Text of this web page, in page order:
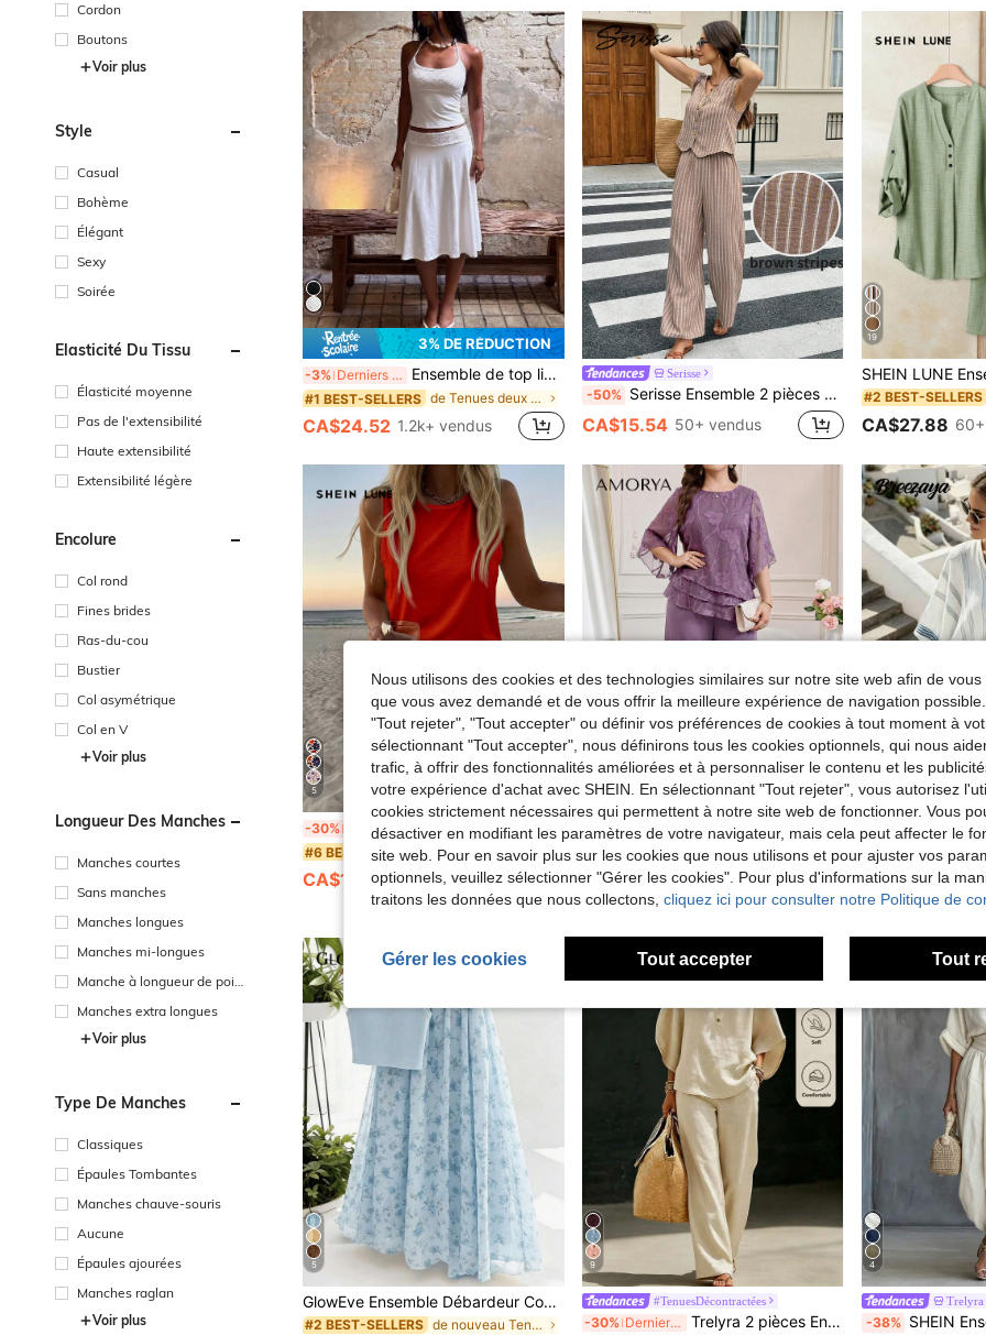
Cordon
Boutons
Voir plus
Style
Casual
Bohème
Élégant
Sexy
Soirée
Élasticité Du Tissu
Élasticité moyenne
Pas de l'extensibilité
Haute extensibilité
Extensibilité légère
Encolure
Col rond
Fines brides
Ras-du-cou
Bustier
Col asymétrique
Col en V
Voir plus
Longueur Des Manches
Manches courtes
Sans manches
Manches longues
Manches mi-longues
Manche à longueur de poig
Manches extra longues
Voir plus
Type De Manches
Classiques
Épaules Tombantes
Manches chauve-souris
Aucune
Épaules ajourées
Manches raglan
Voir plus
3% DE RÉDUCTION
-3% Derniers 3 jours Ensemble de top licou et mini-jupe d'été pour femmes, convient pour les rendez-vous en soirée, les banquets et les fêtes, blanc élégant, soirée de rendez-vous
#1 BEST-SELLERS de Tenues deux pièces pour femmes
CA$24.52 1.2k+ vendus
Serisse
-50% Serisse Ensemble 2 pièces décontracté pour femmes, composé d'un gilet à rayures boutonnage simple et d'un pantalon
CA$15.54 50+ vendus
19
#2 BEST-SELLERS
CA$27.88
5
-30% Derniers 2 jours SHEIN LUNE Ensemble 2 pièces débardeur col rond et short décontracté pour femme, adapté pour l'été
#6 BEST-SELLERS de Poche Ensembles assortis deux pièces
CA$16.16 600+ vendus
4
Amorya
Amorya Ensemble 2 pièces décontracté pour femme avec top à col rond imprimé floral et pantalon large pour le quotidien
CA$29.28 90+ vendus
10
#1 BEST-SELLERS
CA$19.48
5
GlowEve Ensemble Débardeur Couleur Unie Élégant et Décontracté & Jupe à Motifs Floraux Discrets
#2 BEST-SELLERS de nouveau Tenues deux pièces pour femmes
9
#TenuesDécontractées
-30% Derniers 2 jours Trelyra 2 pièces Ensemble vacances abricot, Top et pantalon large, tenue élégante de style campagnard pour femmes, vêtements de plage pour vacances d'été
4
Trelyra
-38% SHEIN Ensemble 2 pièces Top élégant et pantalon
Nous utilisons des cookies et des technologies similaires sur notre site web afin de
que vous avez demandé et de vous offrir la meilleure expérience de navigation
"Tout rejeter", "Tout accepter" ou définir vos préférences de cookies à tout moment à
sélectionnant "Tout accepter", nous définirons tous les cookies optionnels, qui nous
trafic, à offrir des fonctionnalités améliorées et à personnaliser le contenu et les
votre expérience d'achat avec SHEIN. En sélectionnant "Tout rejeter", vous autorisez
cookies strictement nécessaires qui permettent à notre site web de fonctionner. Vous
désactiver en modifiant les paramètres de votre navigateur, mais cela peut affecter le
site web. Pour en savoir plus sur les cookies que nous utilisons et pour ajuster vos
optionnels, veuillez sélectionner "Gérer les cookies". Pour plus d'informations sur la
traitons les données que nous collectons, cliquez ici pour consulter notre Politique de
Gérer les cookies Tout accepter Tout